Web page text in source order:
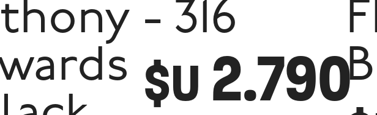
- 316
$U 2.790